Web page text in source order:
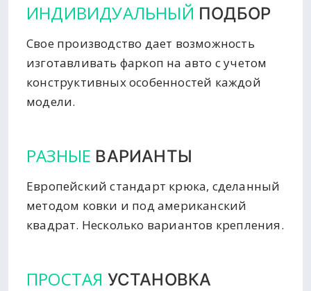
ИНДИВИДУАЛЬНЫЙ ПОДБОР
Свое производство дает возможность
изготавливать фаркоп на авто с учетом
конструктивных особенностей каждой
модели.
РАЗНЫЕ ВАРИАНТЫ
Европейский стандарт крюка, сделанный
методом ковки и под американский
квадрат. Несколько вариантов крепления.
ПРОСТАЯ УСТАНОВКА